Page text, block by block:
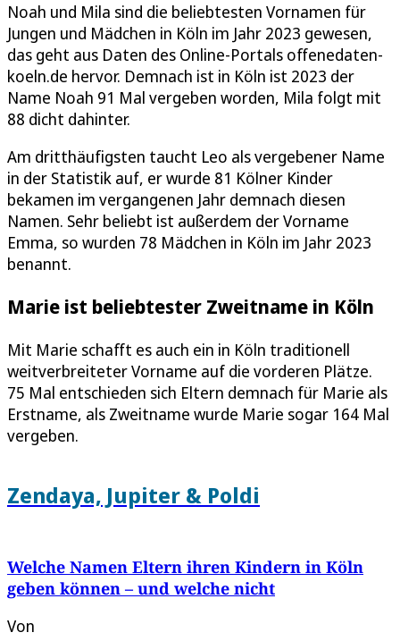
Noah und Mila sind die beliebtesten Vornamen für
Jungen und Mädchen in Köln im Jahr 2023 gewesen,
das geht aus Daten des Online-Portals offenedaten-
koeln.de hervor. Demnach ist in Köln ist 2023 der
Name Noah 91 Mal vergeben worden, Mila folgt mit
88 dicht dahinter.
Am dritthäufigsten taucht Leo als vergebener Name
in der Statistik auf, er wurde 81 Kölner Kinder
bekamen im vergangenen Jahr demnach diesen
Namen. Sehr beliebt ist außerdem der Vorname
Emma, so wurden 78 Mädchen in Köln im Jahr 2023
benannt.
Marie ist beliebtester Zweitname in Köln
Mit Marie schafft es auch ein in Köln traditionell
weitverbreiteter Vorname auf die vorderen Plätze.
75 Mal entschieden sich Eltern demnach für Marie als
Erstname, als Zweitname wurde Marie sogar 164 Mal
vergeben.
Zendaya, Jupiter & Poldi
Welche Namen Eltern ihren Kindern in Köln
geben können – und welche nicht
Von